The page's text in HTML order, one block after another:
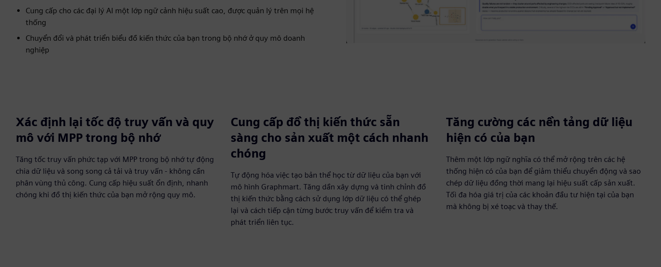
Cung cấp cho các đại lý AI một lớp ngữ cảnh hiệu suất cao, được quản lý trên mọi hệ
thống
Chuyển đổi và phát triển biểu đồ kiến thức của bạn trong bộ nhớ ở quy mô doanh
nghiệp
Xác định lại tốc độ truy vấn và quy
mô với MPP trong bộ nhớ
Tăng tốc truy vấn phức tạp với MPP trong bộ nhớ tự động
chia dữ liệu và song song cả tải và truy vấn - không cần
phân vùng thủ công. Cung cấp hiệu suất ổn định, nhanh
chóng khi đồ thị kiến thức của bạn mở rộng quy mô.
Cung cấp đồ thị kiến thức sẵn
sàng cho sản xuất một cách nhanh
chóng
Tự động hóa việc tạo bản thể học từ dữ liệu của bạn với
mô hình Graphmart. Tăng dần xây dựng và tinh chỉnh đồ
thị kiến thức bằng cách sử dụng lớp dữ liệu có thể ghép
lại và cách tiếp cận từng bước truy vấn để kiểm tra và
phát triển liên tục.
Tăng cường các nền tảng dữ liệu
hiện có của bạn
Thêm một lớp ngữ nghĩa có thể mở rộng trên các hệ
thống hiện có của bạn để giảm thiểu chuyển động và sao
chép dữ liệu đồng thời mang lại hiệu suất cấp sản xuất.
Tối đa hóa giá trị của các khoản đầu tư hiện tại của bạn
mà không bị xé toạc và thay thế.